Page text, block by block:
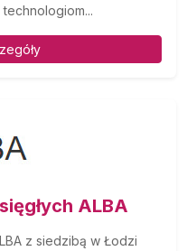
ALBA
z siedzibą w Łodzi